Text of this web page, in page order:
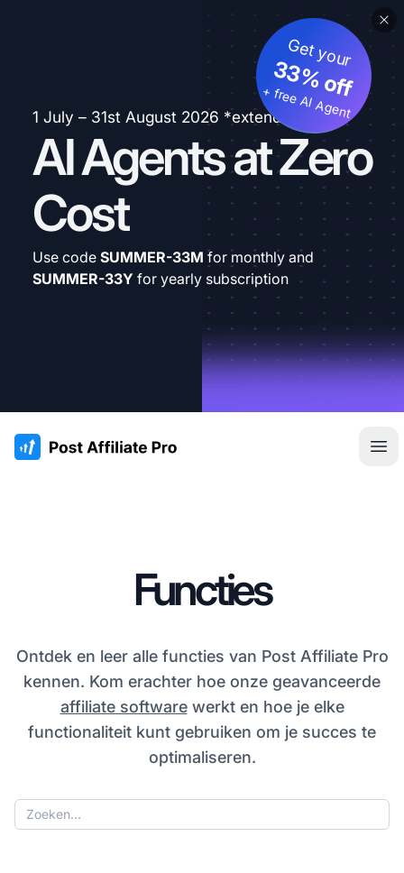
1 July – 31st August 2026 *extended
AI Agents at Zero
Cost
Get your
33% off
+ free AI Agent
Use code SUMMER-33M for monthly and
SUMMER-33Y for yearly subscription
:site.title
Functies
Ontdek en leer alle functies van Post Affiliate Pro
kennen. Kom erachter hoe onze geavanceerde
affiliate softwarewerkt en hoe je elke
functionaliteit kunt gebruiken om je succes te
optimaliseren.